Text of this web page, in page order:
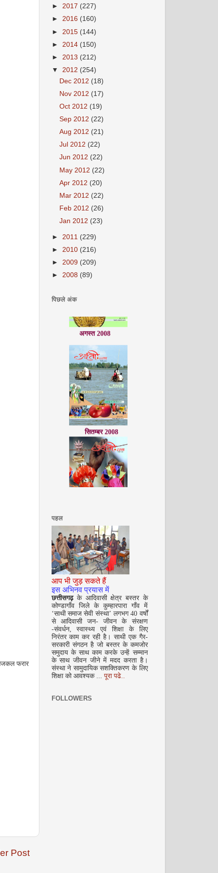
फरार
Post
► 2017 (227)
► 2016 (160)
► 2015 (144)
► 2014 (150)
► 2013 (212)
▼ 2012 (254)
Dec 2012 (18)
Nov 2012 (17)
Oct 2012 (19)
Sep 2012 (22)
Aug 2012 (21)
Jul 2012 (22)
Jun 2012 (22)
May 2012 (22)
Apr 2012 (20)
Mar 2012 (22)
Feb 2012 (26)
Jan 2012 (23)
► 2011 (229)
► 2010 (216)
► 2009 (209)
► 2008 (89)
पिछले अंक
अगस्त 2008
सितम्बर 2008
नवंबर 2008
दिसम्‍बर 2008
पहल
आप भी जुड़ सकते हैं
इस अभिनव प्रयास में
छत्तीसगढ़के आदिवासी क्षेत्र बस्तर के
कोण्डागाँव जिले के कुम्हारपारा गाँव में
‘साथी समाज सेवी संस्था’ लगभग 40 वर्षों
से आदिवासी जन- जीवन के संरक्षण
-संवर्धन, स्वास्थ्य एवं शिक्षा के लिए
निरंतर काम कर रही है। साथी एक गैर-
सरकारी संगठन है जो बस्तर के कमजोर
समुदाय के साथ काम करके उन्हें सम्मान
के साथ जीवन जीने में मदद करता है।
संस्था ने सामुदायिक सशक्तिकरण के लिए
शिक्षा को आवश्यक ... पूरा पढे..
FOLLOWERS